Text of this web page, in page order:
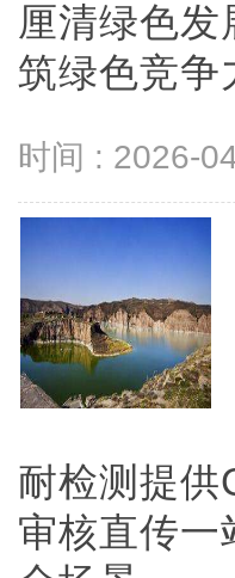
厘清绿色发
筑绿色竞争
时间 : 2026-
耐检测提
审核直传一